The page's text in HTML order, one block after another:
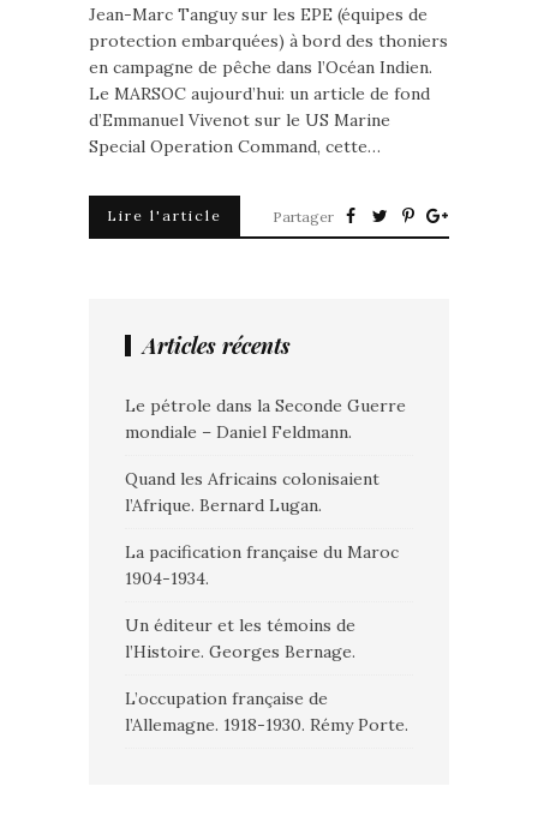
Jean-Marc Tanguy sur les EPE (équipes de
protection embarquées) à bord des thoniers
en campagne de pêche dans l’Océan Indien.
Le MARSOC aujourd’hui: un article de fond
d’Emmanuel Vivenot sur le US Marine
Special Operation Command, cette…
Lire l'article Partager
Articles récents
Le pétrole dans la Seconde Guerre
mondiale – Daniel Feldmann.
Quand les Africains colonisaient
l’Afrique. Bernard Lugan.
La pacification française du Maroc
1904-1934.
Un éditeur et les témoins de
l’Histoire. Georges Bernage.
L’occupation française de
l’Allemagne. 1918-1930. Rémy Porte.